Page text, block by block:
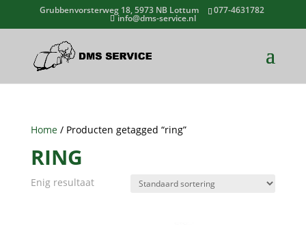
Grubbenvorsterweg 18, 5973 NB Lottum 077-4631782
info@dms-service.nl
Home/ Producten getagged “ring”
RING
Enig resultaat